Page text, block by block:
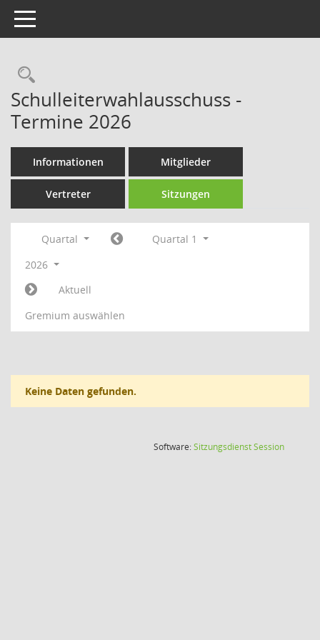
Toggle navigation
Rechercheauswahl
Schulleiterwahlausschuss -
Termine 2026
Informationen Mitglieder
Vertreter Sitzungen
Quartal
Quartal 1
2026
Aktuell
Gremium auswählen
Keine Daten gefunden.
Software:SitzungsdienstSession(Wird in